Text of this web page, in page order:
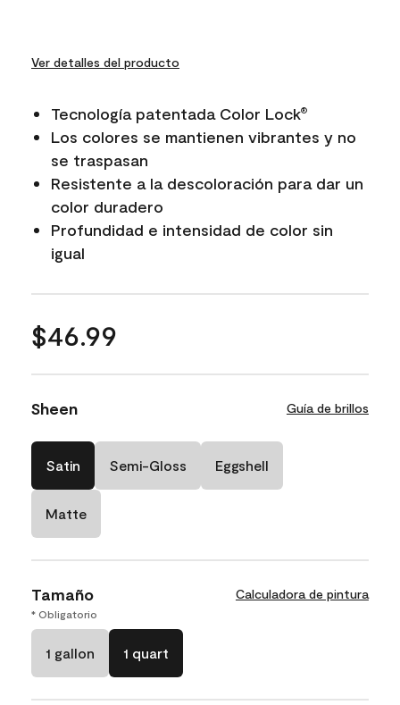
Ver detalles del producto
Tecnología patentada Color Lock®
Los colores se mantienen vibrantes y no
se traspasan
Resistente a la descoloración para dar un
color duradero
Profundidad e intensidad de color sin
igual
$46.99
Sheen Guía de brillos
Satin Semi-Gloss Eggshell
Matte
Tamaño Calculadora de pintura
* Obligatorio
1 gallon 1 quart